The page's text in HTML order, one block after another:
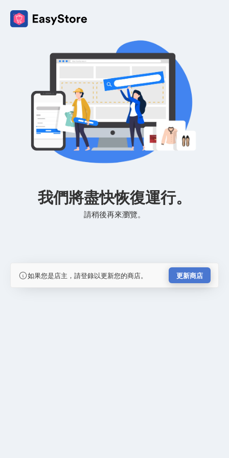
我們將盡快恢復運行。
請稍後再來瀏覽。
如果您是店主，請登錄以更新您的商店。 更新商店